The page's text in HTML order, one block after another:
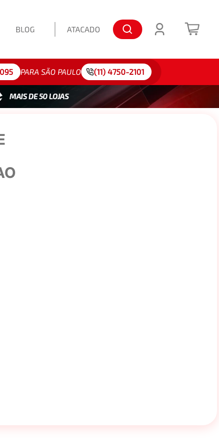
BLOG ATACADO
175/65R15
PARA SÃO PAULO (11) 4750-2101